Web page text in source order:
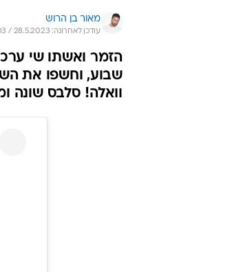
מאור בן הרוש
עודכן לאחרונה: 28.5.2023 / 8:03
הזמר ואשתו שי
שבוע, וחשפו את
וואלה! סלבס שונה